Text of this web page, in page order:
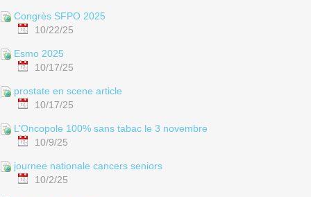
Congrès SFPO 2025
10/22/25
Esmo 2025
10/17/25
prostate en scene article
10/17/25
L’Oncopole 100% sans tabac le 3 novembre
10/9/25
journee nationale cancers seniors
10/2/25